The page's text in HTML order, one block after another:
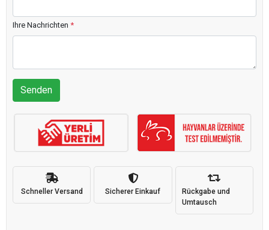
Ihre Nachrichten *
Senden
Schneller Versand Sicherer Einkauf
Rückgabe und
Umtausch